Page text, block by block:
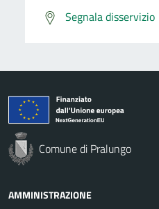
Segnala disservizio
Comune di Pralungo
AMMINISTRAZIONE